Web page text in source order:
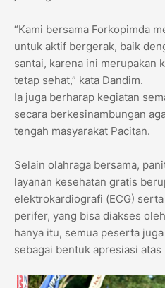
“Kami bersama Forkopimda
untuk aktif bergerak, baik
santai, karena ini merupakan
tetap sehat,” kata Dandim.
Ia juga berharap kegiatan
secara berkesinambungan
tengah masyarakat Pacitan.
Selain olahraga bersama,
layanan kesehatan gratis
elektrokardiografi (ECG)
perifer, yang bisa diakses
hanya itu, semua peserta
sebagai bentuk apresiasi